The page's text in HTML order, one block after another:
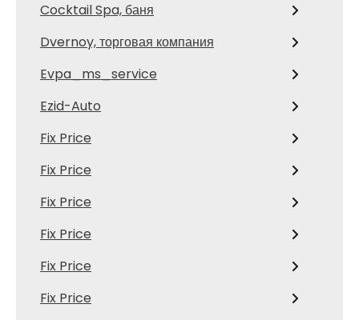
Cocktail Spa, баня
Dvernoy, торговая компания
Evpa_ms_service
Ezid-Auto
Fix Price
Fix Price
Fix Price
Fix Price
Fix Price
Fix Price